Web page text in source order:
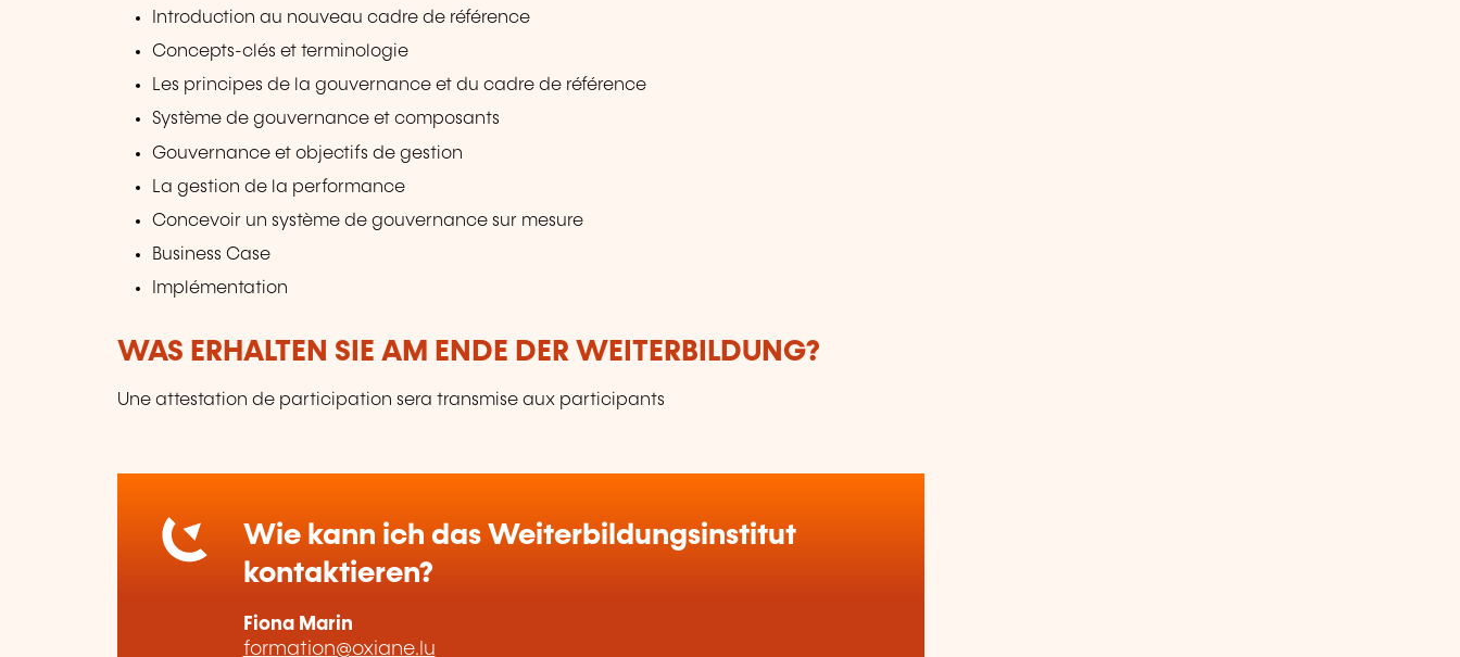
Introduction au nouveau cadre de référence
Concepts-clés et terminologie
Les principes de la gouvernance et du cadre de référence
Système de gouvernance et composants
Gouvernance et objectifs de gestion
La gestion de la performance
Concevoir un système de gouvernance sur mesure
Business Case
Implémentation
WAS ERHALTEN SIE AM ENDE DER WEITERBILDUNG?
Une attestation de participation sera transmise aux participants
Wie kann ich das Weiterbildungsinstitut
kontaktieren?
Fiona Marin
formation@oxiane.lu